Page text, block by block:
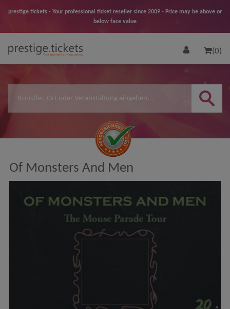
prestige.tickets - Your professional ticket reseller since 2009 - Price may be above or
below face value
(0)
Of Monsters And Men